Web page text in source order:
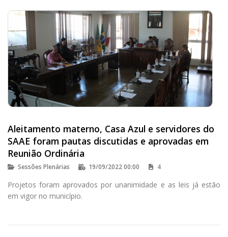
Aleitamento materno, Casa Azul e servidores do
SAAE foram pautas discutidas e aprovadas em
Reunião Ordinária
Sessões Plenárias 19/09/2022 00:00 4
Projetos foram aprovados por unanimidade e as leis já estão
em vigor no município.